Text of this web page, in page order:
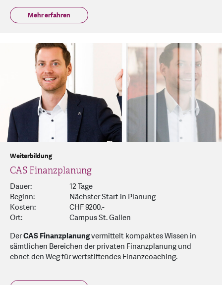
Mehr erfahren
Weiterbildung
CAS Finanzplanung
Dauer:
12 Tage
Beginn:
Nächster Start in Planung
Kosten:
CHF 9200.-
Ort:
Campus St. Gallen
DerCAS Finanzplanungvermittelt kompaktes Wissen in
sämtlichen Bereichen der privaten Finanzplanung und
ebnet den Weg für wertstiftendes Finanzcoaching.